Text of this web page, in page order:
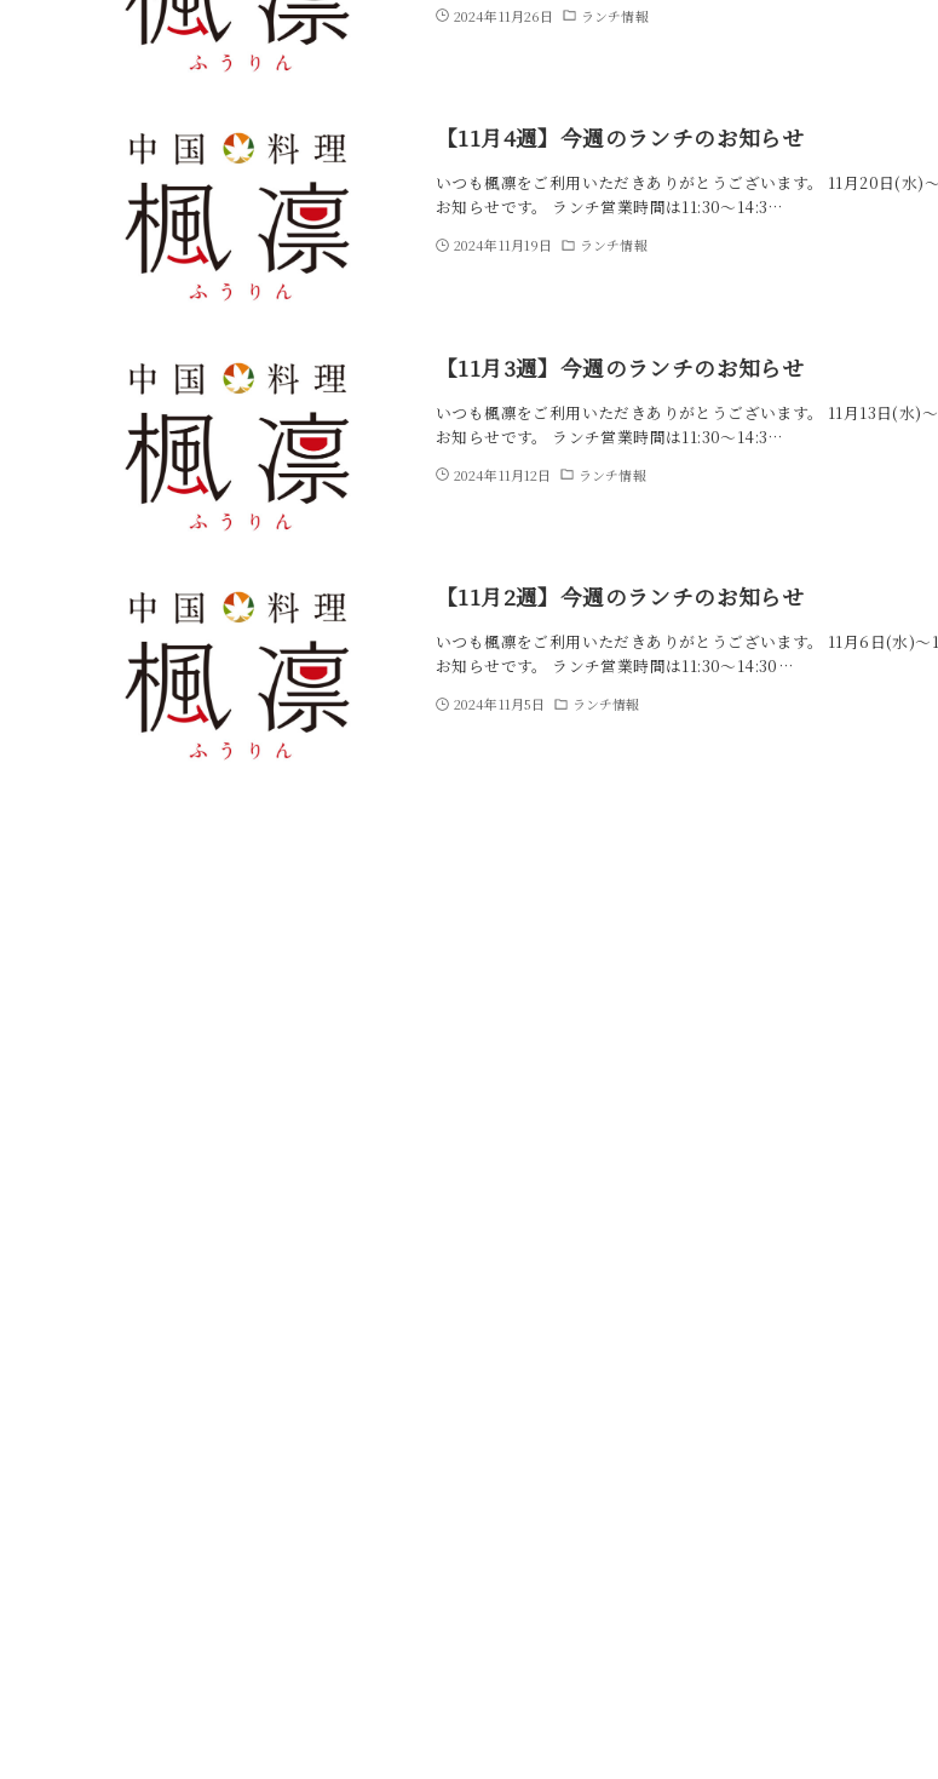
2024年11月26日 ランチ情報
【11月4週】今週のランチのお知らせ
いつも楓凛をご利用いただきありがとうございます。 11月20日(水)
お知らせです。 ランチ営業時間は11:30～14:3…
2024年11月19日 ランチ情報
【11月3週】今週のランチのお知らせ
いつも楓凛をご利用いただきありがとうございます。 11月13日(水)
お知らせです。 ランチ営業時間は11:30～14:3…
2024年11月12日 ランチ情報
【11月2週】今週のランチのお知らせ
いつも楓凛をご利用いただきありがとうございます。 11月6日(水)
お知らせです。 ランチ営業時間は11:30～14:30…
2024年11月5日 ランチ情報